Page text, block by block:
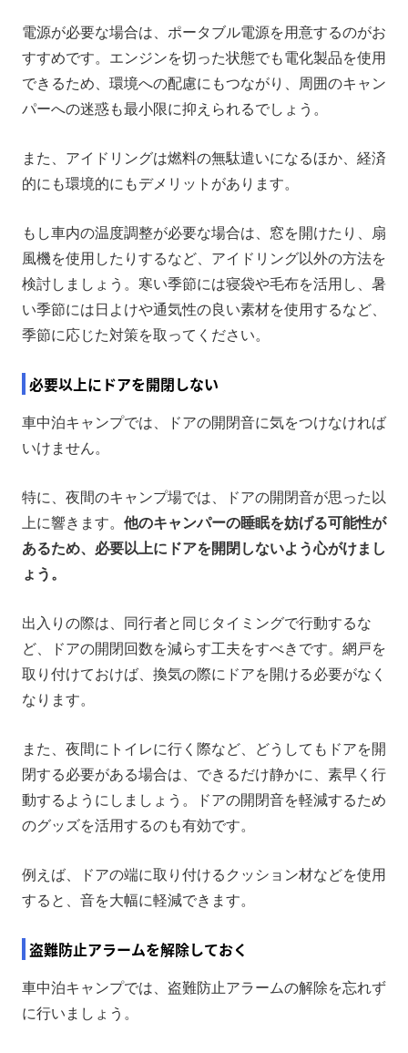
電源が必要な場合は、ポータブル電源を用意するのがお
すすめです。エンジンを切った状態でも電化製品を使用
できるため、環境への配慮にもつながり、周囲のキャン
パーへの迷惑も最小限に抑えられるでしょう。
また、アイドリングは燃料の無駄遣いになるほか、経済
的にも環境的にもデメリットがあります。
もし車内の温度調整が必要な場合は、窓を開けたり、扇
風機を使用したりするなど、アイドリング以外の方法を
検討しましょう。寒い季節には寝袋や毛布を活用し、暑
い季節には日よけや通気性の良い素材を使用するなど、
季節に応じた対策を取ってください。
必要以上にドアを開閉しない
車中泊キャンプでは、ドアの開閉音に気をつけなければ
いけません。
特に、夜間のキャンプ場では、ドアの開閉音が思った以
上に響きます。 他のキャンパーの睡眠を妨げる可能性が
あるため、必要以上にドアを開閉しないよう心がけまし
ょう。
出入りの際は、同行者と同じタイミングで行動するな
ど、ドアの開閉回数を減らす工夫をすべきです。網戸を
取り付けておけば、換気の際にドアを開ける必要がなく
なります。
また、夜間にトイレに行く際など、どうしてもドアを開
閉する必要がある場合は、できるだけ静かに、素早く行
動するようにしましょう。ドアの開閉音を軽減するため
のグッズを活用するのも有効です。
例えば、ドアの端に取り付けるクッション材などを使用
すると、音を大幅に軽減できます。
盗難防止アラームを解除しておく
車中泊キャンプでは、盗難防止アラームの解除を忘れず
に行いましょう。